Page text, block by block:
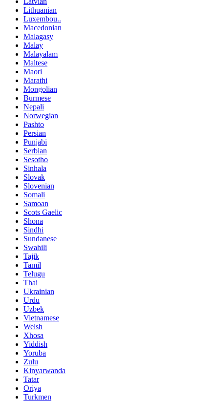
Lithuanian
Luxembou..
Macedonian
Malagasy
Malay
Malayalam
Maltese
Maori
Marathi
Mongolian
Burmese
Nepali
Norwegian
Pashto
Persian
Punjabi
Serbian
Sesotho
Sinhala
Slovak
Slovenian
Somali
Samoan
Scots Gaelic
Shona
Sindhi
Sundanese
Swahili
Tajik
Tamil
Telugu
Thai
Ukrainian
Urdu
Uzbek
Vietnamese
Welsh
Xhosa
Yiddish
Yoruba
Zulu
Kinyarwanda
Tatar
Oriya
Turkmen